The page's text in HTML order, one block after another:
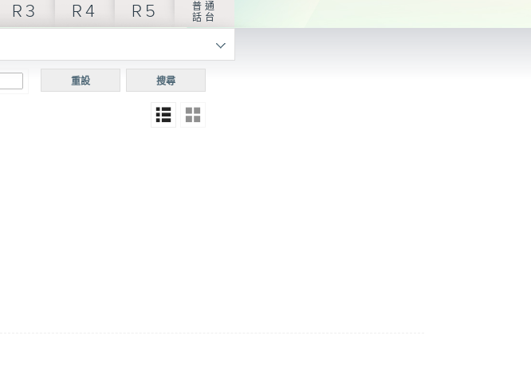
R3 R4 R5
普通
話台
搜尋
重設